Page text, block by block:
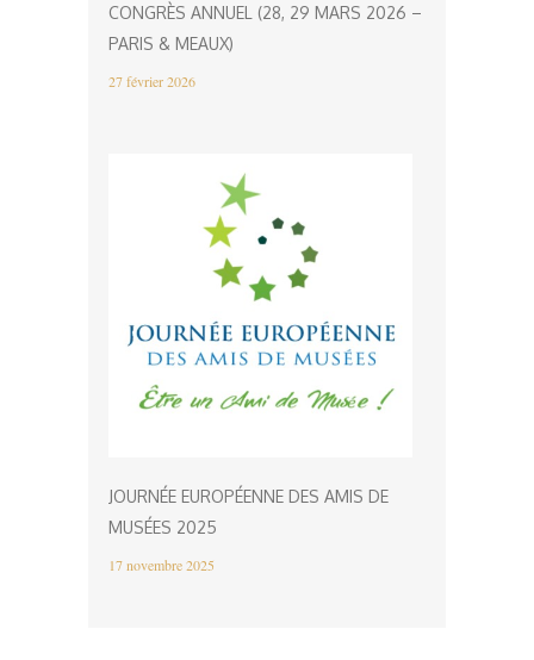
CONGRÈS ANNUEL (28, 29 MARS 2026 –
PARIS & MEAUX)
27 février 2026
JOURNÉE EUROPÉENNE DES AMIS DE
MUSÉES 2025
17 novembre 2025